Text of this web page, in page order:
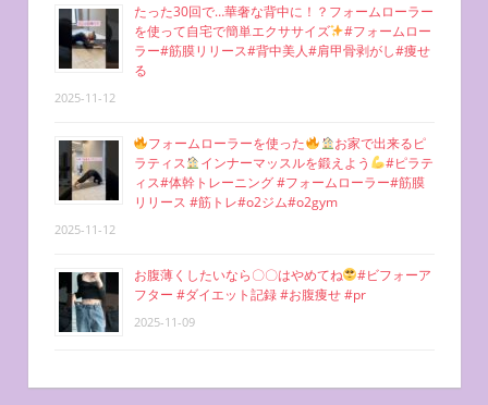
たった30回で…華奢な背中に！？フォームローラー
を使って自宅で簡単エクササイズ
#フォームロー
ラー#筋膜リリース#背中美人#肩甲骨剥がし#痩せ
る
2025-11-12
フォームローラーを使った
お家で出来るピ
ラティス
インナーマッスルを鍛えよう
#ピラテ
ィス#体幹トレーニング #フォームローラー#筋膜
リリース #筋トレ#o2ジム#o2gym
2025-11-12
お腹薄くしたいなら〇〇はやめてね
#ビフォーア
フター #ダイエット記録 #お腹痩せ #pr
2025-11-09